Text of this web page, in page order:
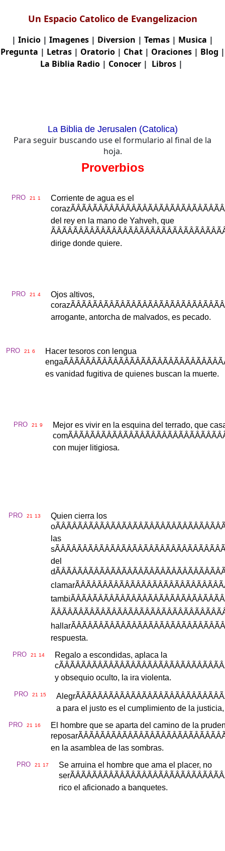
Un Espacio Catolico de Evangelizacion
| Inicio | Imagenes | Diversion | Temas | Musica |
Pregunta | Letras| Oratorio| Chat| Oraciones| Blog |
La Biblia Radio | Conocer | Libros |
La Biblia de Jerusalen (Catolica)
Para seguir buscando use el formulario al final de la
hoja.
Proverbios
PRO 21 1 Corriente de agua es el
coraz
del rey en la mano de Yahveh, que
dirige donde quiere.
PRO 21 4 Ojos altivos,
coraz
arrogante, antorcha de malvados, es pecado.
PRO 21 6 Hacer tesoros con lengua
enga
es vanidad fugitiva de quienes buscan la muerte.
PRO 21 9 Mejor es vivir en la esquina del terrado, que
com
con mujer litigiosa.
PRO 21 13 Quien cierra los
o
las
s
del
d
clamar
tambi
hallar
respuesta.
PRO 21 14 Regalo a escondidas, aplaca la
c
y obsequio oculto, la ira violenta.
PRO 21 15 Alegr
a para el justo es el cumplimiento de la justicia
PRO 21 16 El hombre que se aparta del camino de la
reposar
en la asamblea de las sombras.
PRO 21 17 Se arruina el hombre que ama el placer, no
ser
rico el aficionado a banquetes.